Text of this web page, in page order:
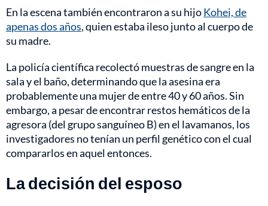
En la escena también encontraron a su hijoKohei, de
apenas dos años, quien estaba ileso junto al cuerpo de
su madre.
La policía científica recolectó muestras de sangre en la
sala y el baño, determinando que la asesina era
probablemente una mujer de entre 40 y 60 años. Sin
embargo, a pesar de encontrar restos hemáticos de la
agresora (del grupo sanguíneo B) en el lavamanos, los
investigadores no tenían un perfil genético con el cual
compararlos en aquel entonces.
La decisión del esposo